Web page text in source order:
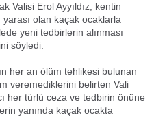
Valisi Erol Ayyıldız, kentin
yarası olan kaçak ocaklarla
yeni tedbirlerin alınması
söyledi.
her an ölüm tehlikesi bulunan
veremediklerini belirten Vali
her türlü ceza ve tedbirin önüne
yanında kaçak ocakta